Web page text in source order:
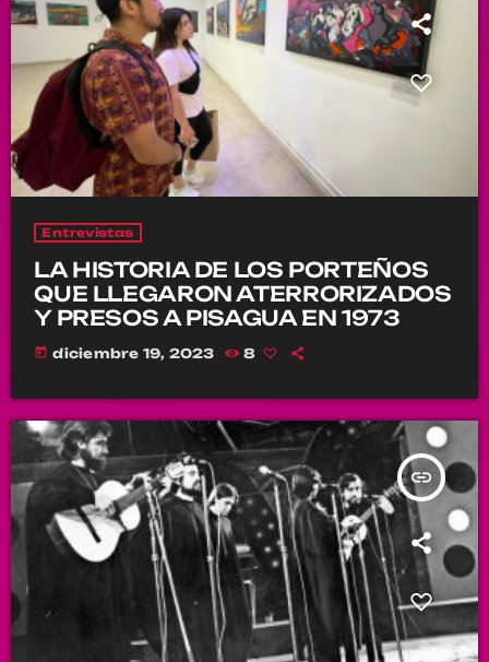
Entrevistas
LA HISTORIA DE LOS PORTEÑOS
QUE LLEGARON ATERRORIZADOS
Y PRESOS A PISAGUA EN 1973
today diciembre 19, 2023 8
insert_link